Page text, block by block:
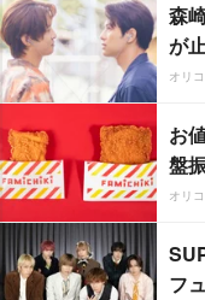
森
が
オリ
お
盤
オリ
フ